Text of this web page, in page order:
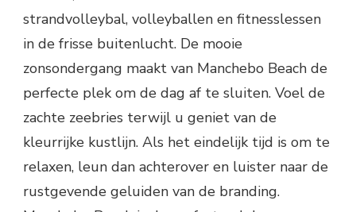
strandvolleybal, volleyballen en fitnesslessen
in de frisse buitenlucht. De mooie
zonsondergang maakt van Manchebo Beach de
perfecte plek om de dag af te sluiten. Voel de
zachte zeebries terwijl u geniet van de
kleurrijke kustlijn. Als het eindelijk tijd is om te
relaxen, leun dan achterover en luister naar de
rustgevende geluiden van de branding.